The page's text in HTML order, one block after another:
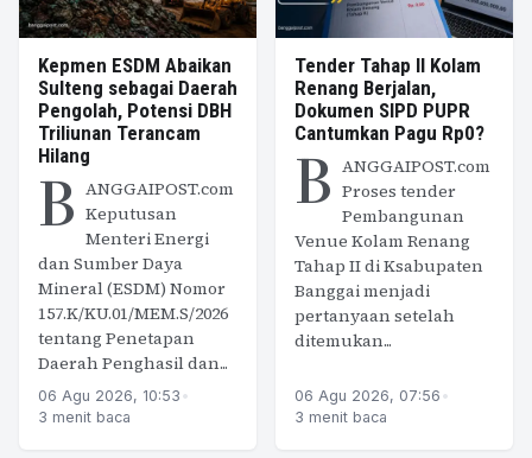
Kepmen ESDM Abaikan
Sulteng sebagai Daerah
Pengolah, Potensi DBH
Triliunan Terancam
Hilang
B ANGGAIPOST.com
Keputusan
Menteri Energi
dan Sumber Daya
Mineral (ESDM) Nomor
157.K/KU.01/MEM.S/2026
tentang Penetapan
Daerah Penghasil dan...
06 Agu 2026, 10:53 •
3 menit baca
Tender Tahap II Kolam
Renang Berjalan,
Dokumen SIPD PUPR
Cantumkan Pagu Rp0?
B ANGGAIPOST.com
Proses tender
Pembangunan
Venue Kolam Renang
Tahap II di Ksabupaten
Banggai menjadi
pertanyaan setelah
ditemukan...
06 Agu 2026, 07:56 •
3 menit baca